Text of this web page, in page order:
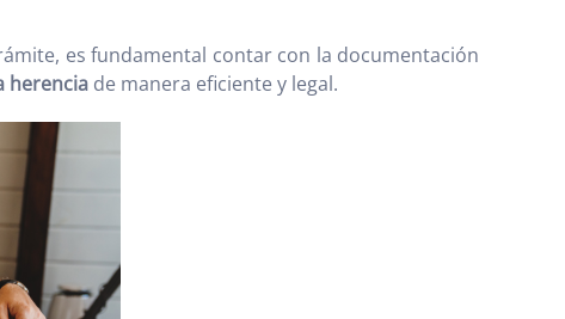
es fundamental contar con la documentación
herencia de manera eficiente y legal.